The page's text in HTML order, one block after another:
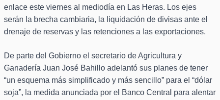
enlace este viernes al mediodía en Las Heras. Los ejes
serán la brecha cambiaria, la liquidación de divisas ante el
drenaje de reservas y las retenciones a las exportaciones.
De parte del Gobierno el secretario de Agricultura y
Ganadería Juan José Bahillo adelantó sus planes de tener
“un esquema más simplificado y más sencillo” para el “dólar
soja”, la medida anunciada por el Banco Central para alentar